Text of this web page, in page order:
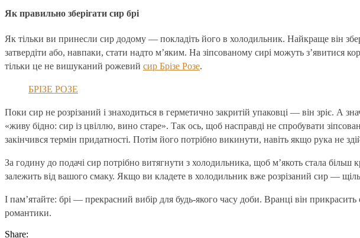
Як правильно зберігати сир брі
Як тільки ви принесли сир додому — покладіть його в холодильник. Найкраще він
затвердіти або, навпаки, стати надто м’яким. На зіпсованому сирі можуть з’явитися
тільки це не вишуканий рожевий сир Брізе Розе.
БРІЗЕ РОЗЕ
Поки сир не розрізаний і знаходиться в герметично закритій упаковці — він зріє.
«живу бідно: сир із цвіллю, вино старе». Так ось, щоб насправді не спробувати
закінчився термін придатності. Потім його потрібно викинути, навіть якщо рука не
За годину до подачі сир потрібно витягнути з холодильника, щоб м’якоть стала
залежить від вашого смаку. Якщо ви кладете в холодильник вже розрізаний сир —
І пам’ятайте: брі — прекрасний вибір для будь-якого часу доби. Вранці він
романтики.
Share: